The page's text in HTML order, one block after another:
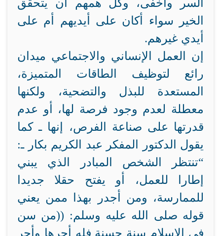
السر وأخفى، وكل همهم أن يتحقق
الخير سواء أكان على أيديهم أم على
أيدي غيرهم.
إن العمل الإنساني والاجتماعي ميدان
رائع لتوظيف الطاقات المتميزة،
المستعدة للبذل والتضحية، ولكنها
معطلة لعدم وجود فرصة لها، أو عدم
قدرتها على صناعة الفرص، إنها ـ كما
يقول الدكتور المفكر عبد الكريم بكار ـ:
“تنتظر الشخص المبادر الذي يبني
إطارا للعمل، أو يفتح حقلا جديدا
للممارسة، ومن أجدر بهذا ممن يعني
قوله صلى الله عليه وسلم: ((من سن
في الإسلام سنة حسنة فله أجرها وأجر